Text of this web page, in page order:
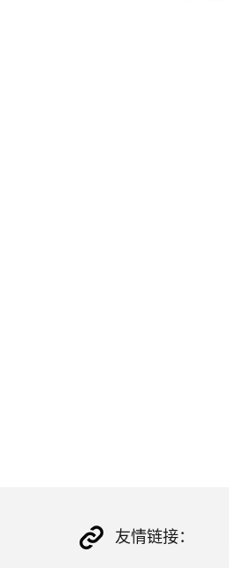
友情链接：